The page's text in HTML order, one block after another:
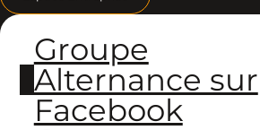
Groupe
Alternance sur
Facebook